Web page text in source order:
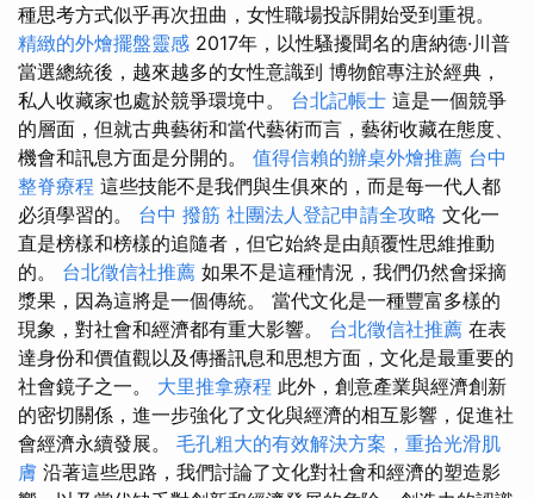
種思考方式似乎再次扭曲，女性職場投訴開始受到重視。
精緻的外燴擺盤靈感 2017年，以性騷擾聞名的唐納德·川普
當選總統後，越來越多的女性意識到 博物館專注於經典，
私人收藏家也處於競爭環境中。 台北記帳士 這是一個競爭
的層面，但就古典藝術和當代藝術而言，藝術收藏在態度、
機會和訊息方面是分開的。 值得信賴的辦桌外燴推薦 台中
整脊療程 這些技能不是我們與生俱來的，而是每一代人都
必須學習的。 台中 撥筋 社團法人登記申請全攻略 文化一
直是榜樣和榜樣的追隨者，但它始終是由顛覆性思維推動
的。 台北徵信社推薦 如果不是這種情況，我們仍然會採摘
漿果，因為這將是一個傳統。 當代文化是一種豐富多樣的
現象，對社會和經濟都有重大影響。 台北徵信社推薦 在表
達身份和價值觀以及傳播訊息和思想方面，文化是最重要的
社會鏡子之一。 大里推拿療程 此外，創意產業與經濟創新
的密切關係，進一步強化了文化與經濟的相互影響，促進社
會經濟永續發展。 毛孔粗大的有效解決方案，重拾光滑肌
膚 沿著這些思路，我們討論了文化對社會和經濟的塑造影